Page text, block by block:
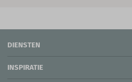
DIENSTEN
INSPIRATIE